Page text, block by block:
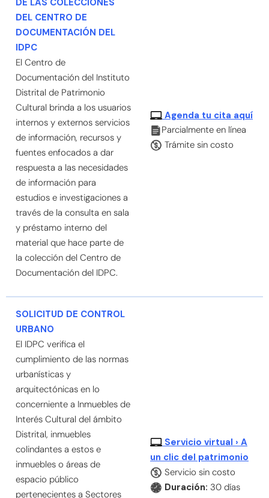
DEL CENTRO DE
DOCUMENTACIÓN DEL
IDPC
El Centro de
Documentación del Instituto
Distrital de Patrimonio
Cultural brinda a los usuarios
internos y externos servicios
de información, recursos y
fuentes enfocados a dar
respuesta a las necesidades
de información para
estudios e investigaciones a
través de la consulta en sala
y préstamo interno del
material que hace parte de
la colección del Centro de
Documentación del IDPC.
Agenda tu cita aquí
Parcialmente en línea
Trámite sin costo
SOLICITUD DE CONTROL
URBANO
El IDPC verifica el
cumplimiento de las normas
urbanísticas y
arquitectónicas en lo
concerniente a Inmuebles de
Interés Cultural del ámbito
Distrital, inmuebles
colindantes a estos e
inmuebles o áreas de
espacio público
pertenecientes a Sectores
Servicio virtual › A
un clic del patrimonio
Servicio sin costo
Duración: 30 días